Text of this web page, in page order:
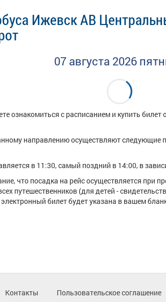
Ижевск АВ
07 августа 2026
ознакомиться с расписанием и купить
направлению осуществляют
в 11:30, самый поздний в 14:00, в
что посадка на рейс осуществляется при
путешественников (для детей -
билет будет указана в вашем
Контакты Пользовательское соглашение